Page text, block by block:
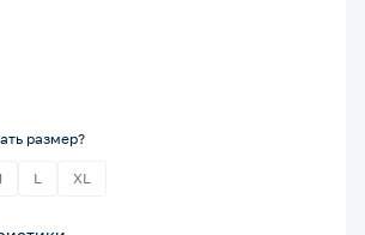
размер?
L XL